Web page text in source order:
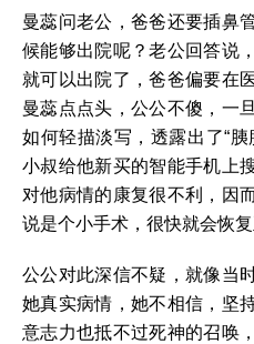
曼蕊问老公，爸爸还要插鼻
候能够出院呢？老公回答说
就可以出院了，爸爸偏要在
曼蕊点点头，公公不傻，一
如何轻描淡写，透露出了“
小叔给他新买的智能手机上
对他病情的康复很不利，因
说是个小手术，很快就会恢复
公公对此深信不疑，就像当
她真实病情，她不相信，坚
意志力也抵不过死神的召唤